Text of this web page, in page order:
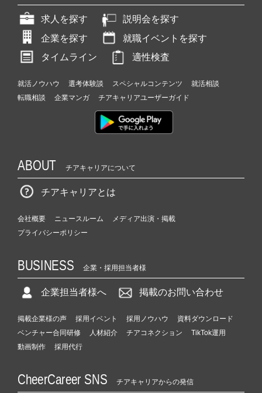
求人を探す
説明会を探す
企業を探す
就職イベントを探す
タイムライン
適性検査
就活ノウハウ 選考体験談 スペシャルコンテンツ
就活相談
転職相談
企業マンガ チアキャリアユーザーガイド
ABOUT チアキャリアについて
チアキャリアとは
会社概要 ニュースルーム
メディア出演・掲載
プライバシーポリシー
BUSINESS 企業・採用担当者様
企業担当者様へ 掲載のお問い合わせ
掲載企業様の声 採用イベント 採用ノウハウ
資料ダウンロード
ベンチャー合同研修
人材紹介 チアコネクション
TikTok運用
動画制作
採用代行
CheerCareer SNS チアキャリアからの発信